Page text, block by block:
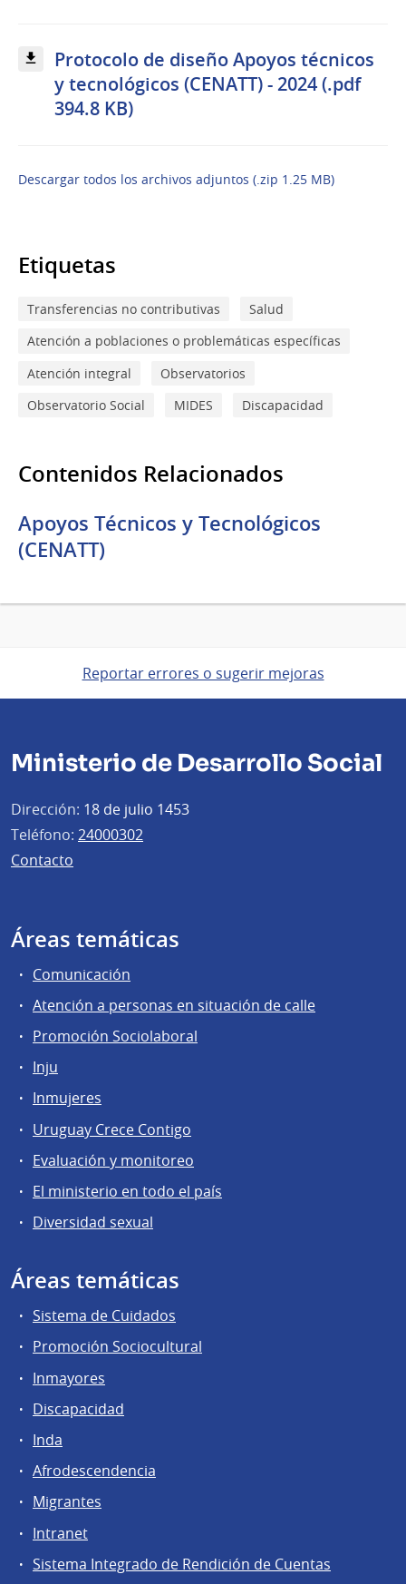
Protocolo de diseño Apoyos técnicos
y tecnológicos (CENATT) - 2024 (.pdf
394.8 KB)
Descargar todos los archivos adjuntos (.zip 1.25 MB)
Etiquetas
Transferencias no contributivas
Salud
Atención a poblaciones o problemáticas específicas
Atención integral
Observatorios
Observatorio Social
MIDES Discapacidad
Contenidos Relacionados
Apoyos Técnicos y Tecnológicos
(CENATT)
Reportar errores o sugerir mejoras
Ministerio de Desarrollo Social
Dirección: 18 de julio 1453
Teléfono: 24000302
Contacto
Áreas temáticas
Comunicación
Atención a personas en situación de calle
Promoción Sociolaboral
Inju
Inmujeres
Uruguay Crece Contigo
Evaluación y monitoreo
El ministerio en todo el país
Diversidad sexual
Áreas temáticas
Sistema de Cuidados
Promoción Sociocultural
Inmayores
Discapacidad
Inda
Afrodescendencia
Migrantes
Intranet
Sistema Integrado de Rendición de Cuentas